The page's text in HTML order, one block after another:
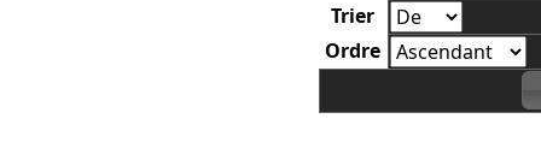
Trier
Ordre